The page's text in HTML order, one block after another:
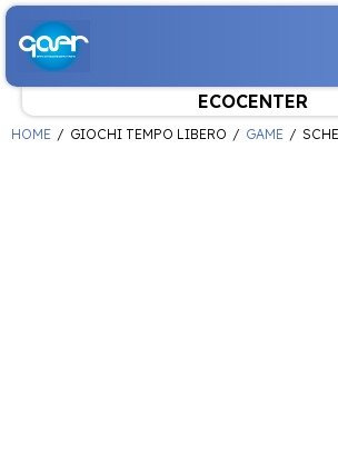
ECOCENTER
HOME GIOCHI TEMPO LIBERO GAME